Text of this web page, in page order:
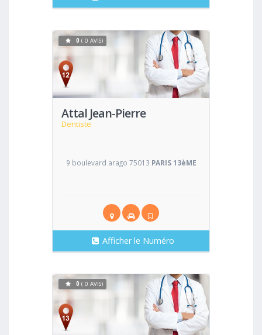
Attal Jean-Pierre
Dentiste
Voir
0 ( 0 AVIS)
9 boulevard arago 75013 PARIS 13èME
Afficher le Numéro
Voir
0 ( 0 AVIS)